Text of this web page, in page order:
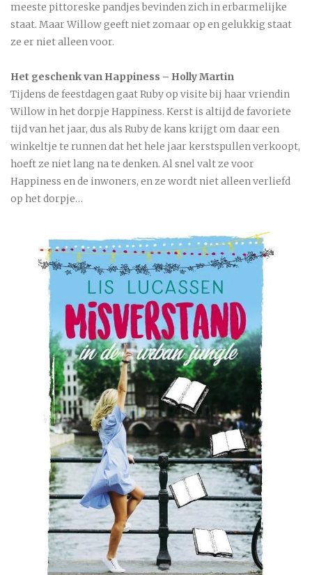
meeste pittoreske pandjes bevinden zich in erbarmelijke
staat. Maar Willow geeft niet zomaar op en gelukkig staat
ze er niet alleen voor.
Het geschenk van Happiness – Holly Martin
Tijdens de feestdagen gaat Ruby op visite bij haar vriendin
Willow in het dorpje Happiness. Kerst is altijd de favoriete
tijd van het jaar, dus als Ruby de kans krijgt om daar een
winkeltje te runnen dat het hele jaar kerstspullen verkoopt,
hoeft ze niet lang na te denken. Al snel valt ze voor
Happiness en de inwoners, en ze wordt niet alleen verliefd
op het dorpje…